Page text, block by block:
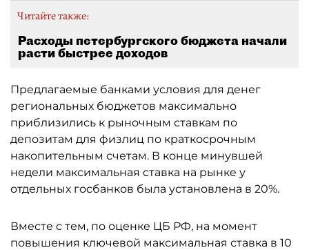
Читайте также:
Расходы петербургского бюджета начали
расти быстрее доходов
Предлагаемые банками условия для денег
региональных бюджетов максимально
приблизились к рыночным ставкам по
депозитам для физлиц по краткосрочным
накопительным счетам. В конце минувшей
недели максимальная ставка на рынке у
отдельных госбанков была установлена в 20%.
Вместе с тем, по оценке ЦБ РФ, на момент
повышения ключевой максимальная ставка в 10